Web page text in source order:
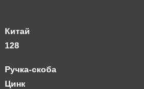
Китай
128
Ручка-скоба
Цинк